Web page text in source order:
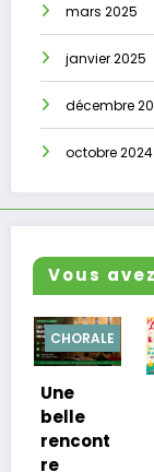
mars 2025
janvier 2025
décembre
octobre 2024
Vous
COUTURE
Cousett
es